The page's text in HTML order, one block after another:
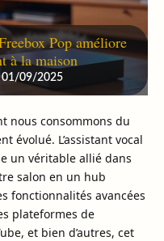
Pop améliore
à la maison
01/09/2025
nous consommons du
évolué. L’assistant vocal
un véritable allié dans
salon en un hub
fonctionnalités avancées
plateformes de
et bien d’autres, cet